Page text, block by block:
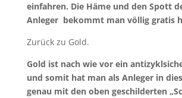
einfahren. Die Häme und den Spott
Anleger bekommt man völlig gratis
Zurück zu Gold.
Gold ist nach wie vor ein
und somit hat man als Anleger in
genau mit den oben geschilderten